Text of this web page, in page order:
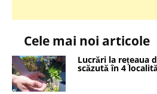
Cele mai noi articole
Lucrări la rețeaua
scăzută în 4